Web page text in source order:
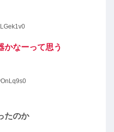
かなーって思う
たのか